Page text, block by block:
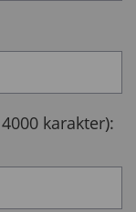
karakter):